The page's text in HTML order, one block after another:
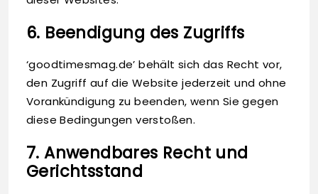
6. Beendigung des Zugriffs
‘goodtimesmag.de’ behält sich das Recht vor,
den Zugriff auf die Website jederzeit und ohne
Vorankündigung zu beenden, wenn Sie gegen
diese Bedingungen verstoßen.
7. Anwendbares Recht und
Gerichtsstand